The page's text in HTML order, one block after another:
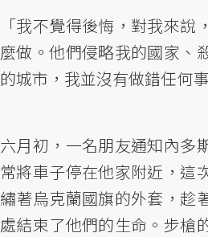
「我不覺得後悔，對我來
麼做。他們侵略我的國家、
的城市，我並沒有做錯任何事
六月初，一名朋友通知內多
常將車子停在他家附近，這
繡著烏克蘭國旗的外套，趁
處結束了他們的生命。步槍